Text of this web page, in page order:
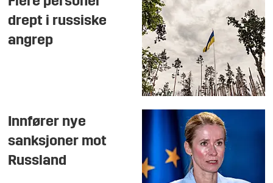
drept i russiske
angrep
Innfører nye
sanksjoner mot
Russland